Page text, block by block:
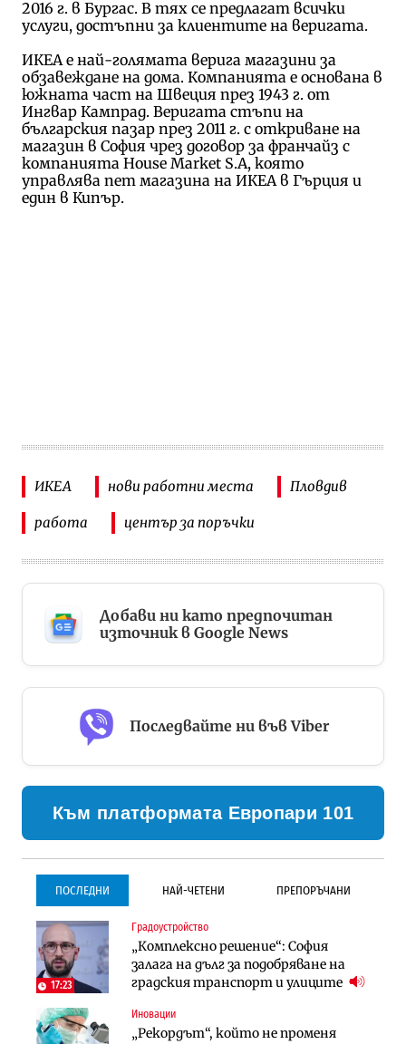
2016 г. в Бургас. В тях се предлагат всички
услуги, достъпни за клиентите на веригата.
ИКЕА е най-голямата верига магазини за
обзавеждане на дома. Компанията е основана в
южната част на Швеция през 1943 г. от
Ингвар Кампрад. Веригата стъпи на
българския пазар през 2011 г. с откриване на
магазин в София чрез договор за франчайз с
компанията House Market S.A, която
управлява пет магазина на ИКЕА в Гърция и
един в Кипър.
ИКЕА нови работни места Пловдив
работа център за поръчки
Добави ни като предпочитан
източник в Google News
Последвайте ни във Viber
Към платформата Европари 101
ПОСЛЕДНИ НАЙ-ЧЕТЕНИ ПРЕПОРЪЧАНИ
17:23
Градоустройство
„Комплексно решение“: София
залага на дълг за подобряване на
градския транспорт и улиците
Иновации
„Рекордът“, който не променя
Градоустройство
Столична община избра
изпълнител за преместването на
трамвайното трасе по бул.
Инфраструктура
Инфраструктура
Проектирането на тунела под
Петрохан ще върви паралелно с
екологичните оценки
Компании
„Хювефарма“ подписа договор за